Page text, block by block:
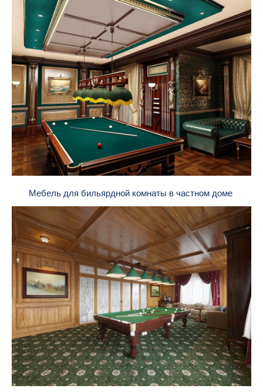
Мебель для бильярдной комнаты в частном доме